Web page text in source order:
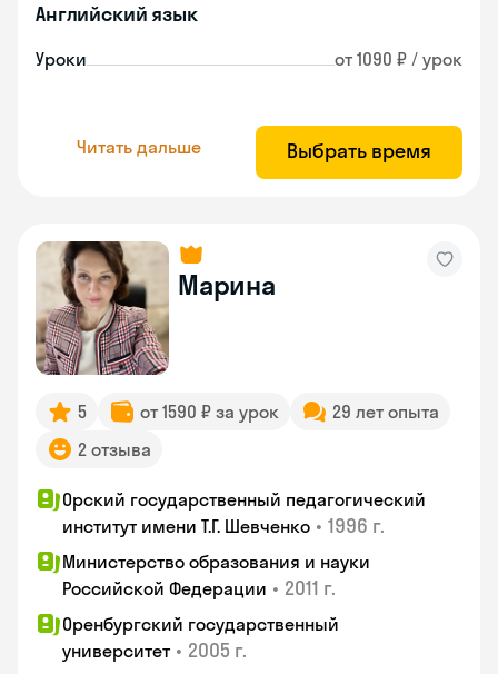
Английский язык
Уроки от 1090 ₽ / урок
Читать дальше Выбрать время
Марина
5 от 1590 ₽ за урок
29 лет опыта
2 отзыва
Орский государственный педагогический
институт имени Т.Г. Шевченко • 1996 г.
Министерство образования и науки
Российской Федерации • 2011 г.
Оренбургский государственный
университет • 2005 г.